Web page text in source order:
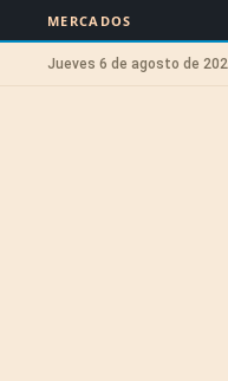
MERCADOS
Jueves 6 de agosto de